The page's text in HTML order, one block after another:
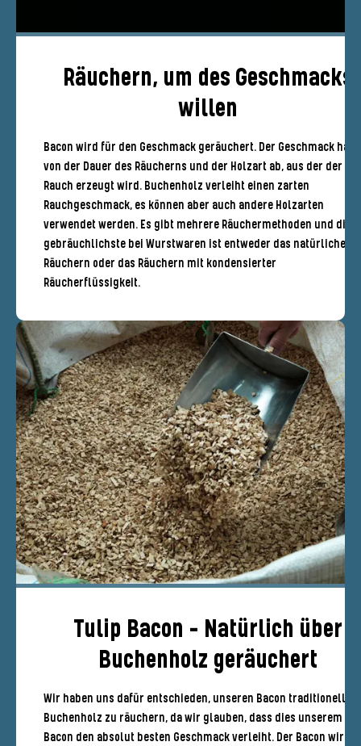
Räuchern, um des Geschmacks
willen
Bacon wird für den Geschmack geräuchert. Der Geschmack
von der Dauer des Räucherns und der Holzart ab, aus der der
Rauch erzeugt wird. Buchenholz verleiht einen zarten
Rauchgeschmack, es können aber auch andere Holzarten
verwendet werden. Es gibt mehrere Räuchermethoden und die
gebräuchlichste bei Wurstwaren ist entweder das natürliche
Räuchern oder das Räuchern mit kondensierter
Räucherflüssigkeit.
Tulip Bacon - Natürlich über
Buchenholz geräuchert
Wir haben uns dafür entschieden, unseren Bacon traditionell
Buchenholz zu räuchern, da wir glauben, dass dies unserem
Bacon den absolut besten Geschmack verleiht. Der Bacon wird